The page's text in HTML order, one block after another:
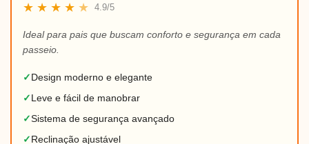
★ ★ ★ ★ ★ 4.9/5
Ideal para pais que buscam conforto e segurança em cada
passeio.
✓ Design moderno e elegante
✓
Leve e fácil de manobrar
✓Sistema de segurança avançado
✓ Reclinação ajustável